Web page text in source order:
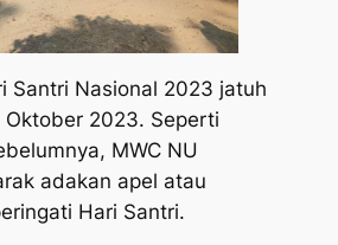
Santri Nasional 2023 jatuh
2023. Seperti
MWC NU
adakan apel atau
Hari Santri.